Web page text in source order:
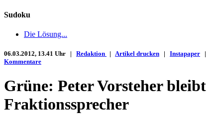
Sudoku
Die Lösung...
06.03.2012, 13.41 Uhr | Redaktion | Artikel drucken | Instapaper |
Kommentare
Grüne: Peter Vorsteher bleibt
Fraktionssprecher